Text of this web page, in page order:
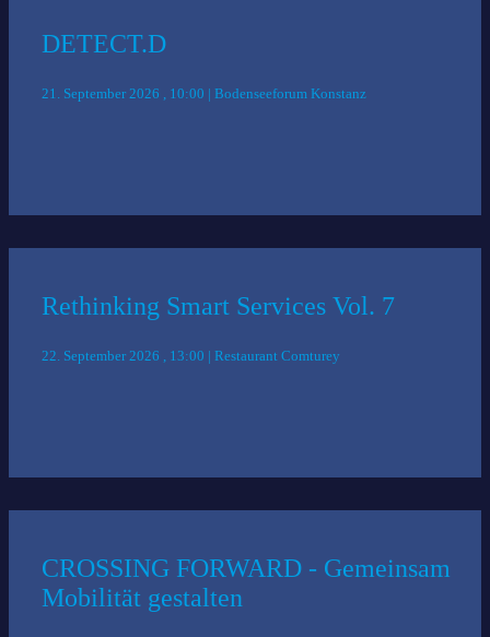
DETECT.D
21. September 2026 , 10:00 | Bodenseeforum Konstanz
Rethinking Smart Services Vol. 7
22. September 2026 , 13:00 | Restaurant Comturey
CROSSING FORWARD - Gemeinsam
Mobilität gestalten